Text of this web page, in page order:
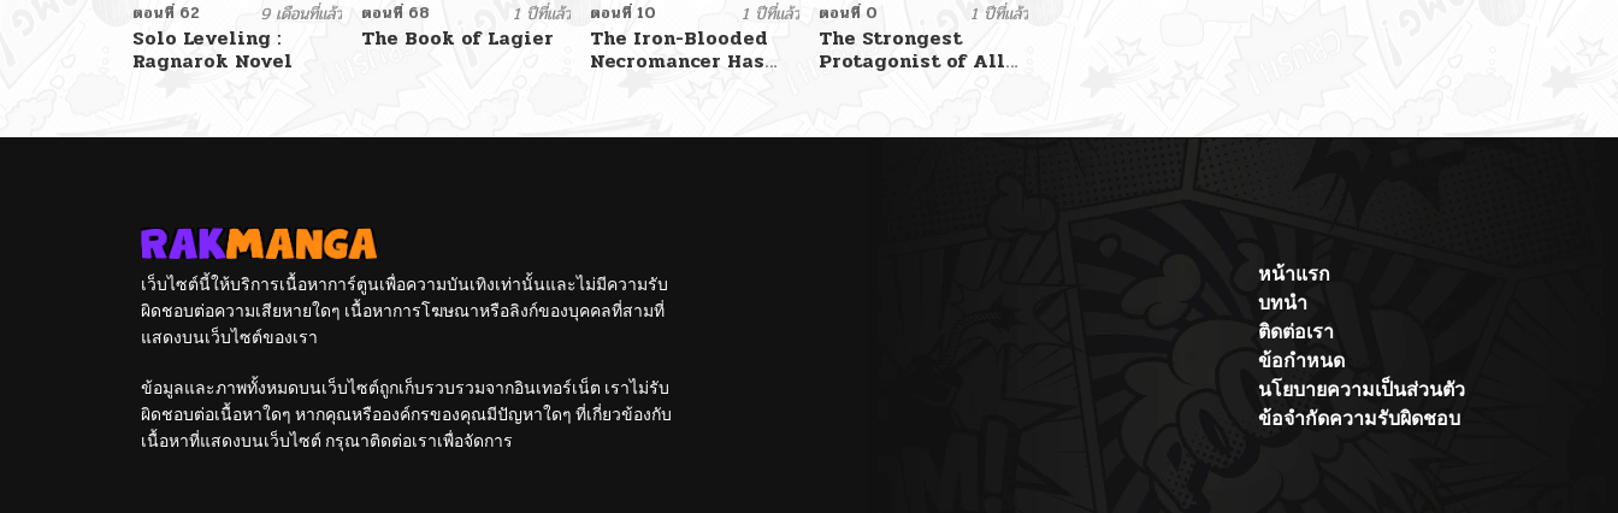
ตอนที่ 62 9 เดือนที่แล้ว
Solo Leveling :
Ragnarok Novel
ตอนที่ 68 1 ปีที่แล้ว
The Book of Lagier
ตอนที่ 10 1 ปีที่แล้ว
The Iron-Blooded
Necromancer Has
ตอนที่ 0 1 ปีที่แล้ว
The Strongest
Protagonist of All
เว็บไซต์นี้ให้บริการเนื้อหาการ์ตูนเพื่อความบันเทิงเท่านั้นและไม่มีความรับ
ผิดชอบต่อความเสียหายใดๆ เนื้อหาการโฆษณาหรือลิงก์ของบุคคลที่สามที่
แสดงบนเว็บไซต์ของเรา
ข้อมูลและภาพทั้งหมดบนเว็บไซต์ถูกเก็บรวบรวมจากอินเทอร์เน็ต เราไม่รับ
ผิดชอบต่อเนื้อหาใดๆ หากคุณหรือองค์กรของคุณมีปัญหาใดๆ ที่เกี่ยวข้องกับ
เนื้อหาที่แสดงบนเว็บไซต์ กรุณาติดต่อเราเพื่อจัดการ
หน้าแรก
บทนำ
ติดต่อเรา
ข้อกำหนด
นโยบายความเป็นส่วนตัว
ข้อจำกัดความรับผิดชอบ